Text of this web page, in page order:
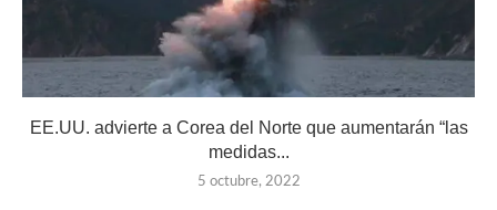
EE.UU. advierte a Corea del Norte que aumentarán “las
medidas...
5 octubre, 2022